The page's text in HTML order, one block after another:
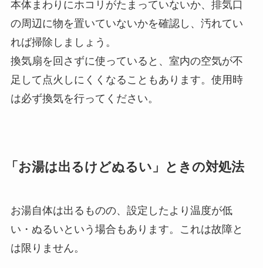
本体まわりにホコリがたまっていないか、排気口
の周辺に物を置いていないかを確認し、汚れてい
れば掃除しましょう。
換気扇を回さずに使っていると、室内の空気が不
足して点火しにくくなることもあります。使用時
は必ず換気を行ってください。
「お湯は出るけどぬるい」ときの対処法
お湯自体は出るものの、設定したより温度が低
い・ぬるいという場合もあります。これは故障と
は限りません。